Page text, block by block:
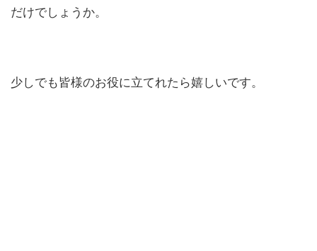
だけでしょうか。
少しでも皆様のお役に立てれたら嬉しいです。